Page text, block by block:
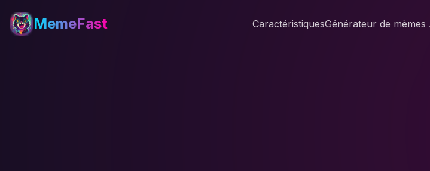
MemeFast CaractéristiquesGénérateur de mèmes